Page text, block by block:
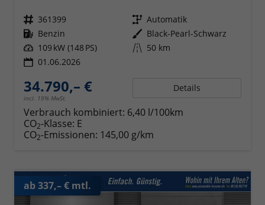
Fahrzeugnr. 361399 Getriebe Automatik
Kraftstoff Benzin Außenfarbe Black-Pearl-Schwarz
Leistung 109 kW (148 PS) Kilometerstand 50 km
01.06.2026
34.790,– €
incl. 19% MwSt.
Details
Verbrauch kombiniert: 6,40 l/100km
CO2-Klasse: E
CO2-Emissionen: 145,00 g/km
ab 337,– € mtl.